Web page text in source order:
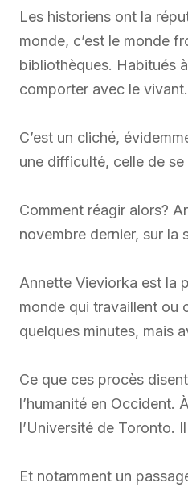
Les historiens ont la
monde, c’est le monde
bibliothèques. Habitués
comporter avec le vivant.
C’est un cliché,
une difficulté, celle de
Comment réagir alors?
novembre dernier, sur la
Annette Vieviorka est la
monde qui travaillent ou
quelques minutes, mais
Ce que ces procès
l’humanité en Occident.
l’Université de Toronto.
Et notamment un